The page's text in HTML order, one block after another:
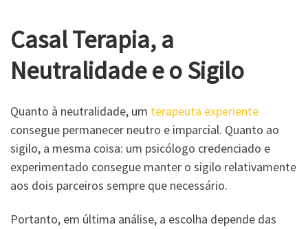
Casal Terapia, a
Neutralidade e o Sigilo
Quanto à neutralidade, um terapeuta experiente
consegue permanecer neutro e imparcial. Quanto ao
sigilo, a mesma coisa: um psicólogo credenciado e
experimentado consegue manter o sigilo relativamente
aos dois parceiros sempre que necessário.
Portanto, em última análise, a escolha depende das